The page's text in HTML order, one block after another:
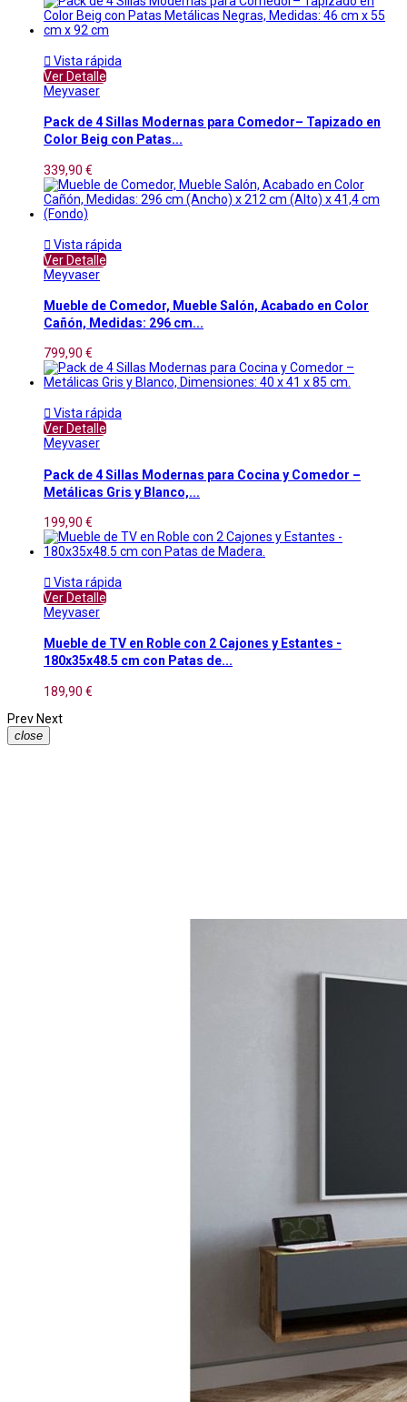
 Vista rápida
Ver Detalle
Meyvaser
Pack de 4 Sillas Modernas para Comedor– Tapizado en
Color Beig con Patas...
339,90 €
 Vista rápida
Ver Detalle
Meyvaser
Mueble de Comedor, Mueble Salón, Acabado en Color
Cañón, Medidas: 296 cm...
799,90 €
 Vista rápida
Ver Detalle
Meyvaser
Pack de 4 Sillas Modernas para Cocina y Comedor –
Metálicas Gris y Blanco,...
199,90 €
 Vista rápida
Ver Detalle
Meyvaser
Mueble de TV en Roble con 2 Cajones y Estantes -
180x35x48.5 cm con Patas de...
189,90 €
Prev Next
close